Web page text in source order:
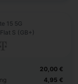
15 5G
S (GB+)
20,00 €
4,95 €